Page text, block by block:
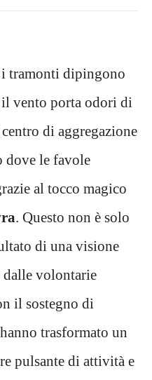
tramonti dipingono
il vento porta odori di
di aggregazione
dove le favole
al tocco magico
. Questo non è solo
di una visione
dalle volontarie
il sostegno di
, hanno trasformato un
pulsante di attività e